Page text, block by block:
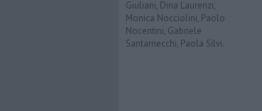
Giuliani, Dina Laurenzi,
Monica Nocciolini, Paolo
Nocentini, Gabriele
Santarnecchi, Paola Silvi.